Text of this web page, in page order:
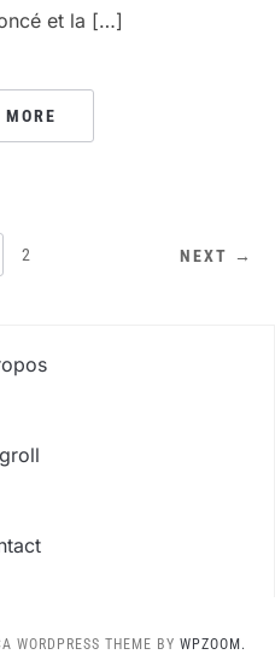
et la […]
MORE
2 NEXT →
WORDPRESS THEME BY WPZOOM.